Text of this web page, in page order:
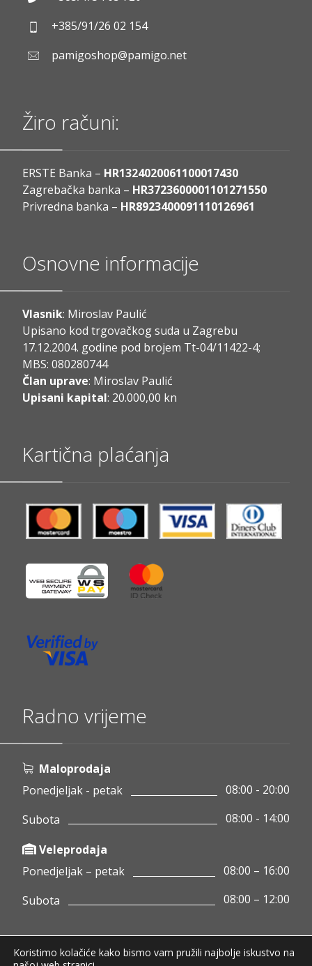
+385/91/26 02 154
pamigoshop@pamigo.net
Žiro računi:
ERSTE Banka – HR1324020061100017430
Zagrebačka banka – HR3723600001101271550
Privredna banka – HR8923400091110126961
Osnovne informacije
Vlasnik: Miroslav Paulić
Upisano kod trgovačkog suda u Zagrebu
17.12.2004. godine pod brojem Tt-04/11422-4;
MBS: 080280744
Član uprave: Miroslav Paulić
Upisani kapital: 20.000,00 kn
Kartična plaćanja
Radno vrijeme
Maloprodaja
Ponedjeljak - petak
08:00 - 20:00
Subota
08:00 - 14:00
Veleprodaja
Ponedjeljak – petak
08:00 – 16:00
Subota
08:00 – 12:00
Koristimo kolačiće kako bismo vam pružili najbolje iskustvo na